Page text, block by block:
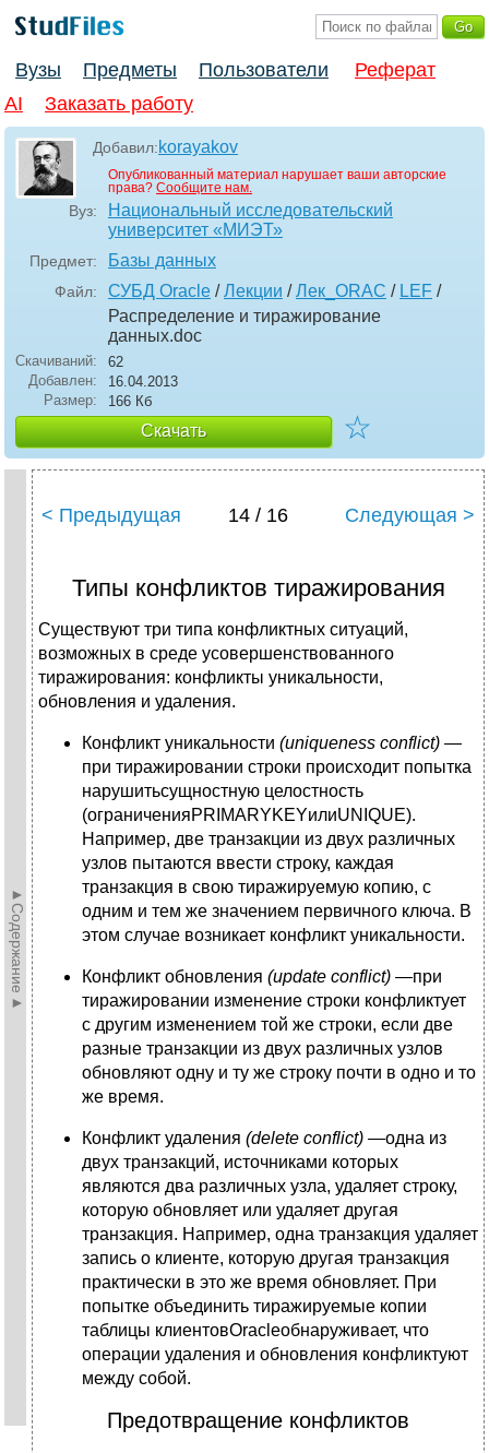
Вузы Предметы Пользователи
Реферат
AI
Заказать работу
Добавил:korayakov
Опубликованный материал нарушает ваши авторские
права? Сообщите нам.
Вуз:
Национальный исследовательский
университет «МИЭТ»
Предмет: Базы данных
Файл: СУБД Oracle /Лекции /Лек_ORAC / LEF /
Распределение и тиражирование
данных.doc
Скачиваний:
62
Добавлен:
16.04.2013
Размер:
166 Кб
Скачать ☆
►Содержание►
< Предыдущая 14 / 16 Следующая >
Типы конфликтов тиражирования
Существуют три типа конфликтных ситуаций,
возможных в среде усовершенствованного
тиражирования: конфликты уникальности,
обновления и удаления.
Конфликт уникальности (uniqueness conflict) —
при тиражировании строки происходит попытка
нарушитьсущностную целостность
(ограниченияPRIMARYKEYилиUNIQUE).
Например, две тран­закции из двух различных
узлов пытаются ввести строку, каждая
транзакция в свою тиражируемую копию, с
одним и тем же значением первичного ключа. В
этом случае возникает конфликт уникальности.
Конфликт обновления (update conflict) —при
тиражировании изменение строки конфликтует
с другим изменением той же строки, если две
разные транзакции из двух различных узлов
обновляют одну и ту же строку почти в одно и то
же время.
Конфликт удаления (delete conflict) —одна из
двух транзакций, источниками которых
являются два различных узла, удаляет строку,
которую обновляет или удаляет другая
транзакция. Например, одна транзакция удаляет
запись о клиенте, которую другая транзакция
практически в это же время обновляет. При
попытке объединить тиражируемые копии
таблицы клиентовOracleобнаруживает, что
операции удаления и обновления конфликтуют
между собой.
Предотвращение конфликтов